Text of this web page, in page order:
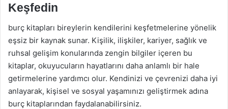
Keşfedin
burç kitapları bireylerin kendilerini keşfetmelerine yönelik
eşsiz bir kaynak sunar. Kişilik, ilişkiler, kariyer, sağlık ve
ruhsal gelişim konularında zengin bilgiler içeren bu
kitaplar, okuyucuların hayatlarını daha anlamlı bir hale
getirmelerine yardımcı olur. Kendinizi ve çevrenizi daha iyi
anlayarak, kişisel ve sosyal yaşamınızı geliştirmek adına
burç kitaplarından faydalanabilirsiniz.